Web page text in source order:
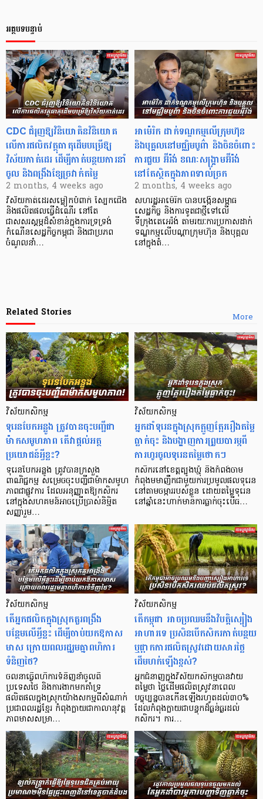
អត្ថបទបន្ទាប់
CDC ជំរុញឱ្យវិនិយោគិនវិនិយោគ
លើការផលិតវត្ថុធាតុដើមបម្រើឱ្យ
វិស័យកាត់ដេរ ដើម្បីកាត់បន្ថយការនាំ
ចូល និងពង្រឹងខ្សែច្រវាក់តម្លៃ
2 months, 4 weeks ago
​​វិស័យកាត់ដេរសម្លៀកបំពាក់ ស្បែកជើង
និងផលិតផលធ្វើដំណើរ នៅតែ
ជាសសរស្ដម្ភ​ដ៏សំខាន់ក្នុងការទ្រទ្រង់
កំណើនសេដ្ឋកិច្ចកម្ពុជា និងជាប្រភព
ចំណូលនាំ…
អាម៉េរិក ដាក់ទណ្ឌកម្មលើក្រុមហ៊ុន
និងបុគ្គលនៅមជ្ឈិមបូព៌ា និងចិនចំពោះ
ការជួយ អ៊ីរ៉ង់ ខណៈសង្គ្រាមអ៊ីរ៉ង់
នៅតែស្ថិតក្នុងភាពទាល់ច្រក
2 months, 4 weeks ago
សហរដ្ឋអាម៉េរិក បានបង្កើនសម្ពាធ
សេដ្ឋកិច្ច និងការទូតជាថ្មីទៅលើ
ទីក្រុងតេអេរ៉ង់ តាមរយៈការប្រកាសដាក់
ទណ្ឌកម្មលើបណ្ដាក្រុមហ៊ុន និងបុគ្គល
នៅក្នុងតំ…
More
Related Stories
វិស័យ​កសិកម្ម
ទុរេនបែកអន្លូង ត្រូវបានចុះបញ្ជីជា
ម៉ាកសមូហភាព តើវាផ្តល់អត្ថ
ប្រយោជន៍អ្វីខ្លះ?
ទុរេនបែកអន្លូង ត្រូវបានក្រសួង
ពាណិជ្ជកម្ម សម្រេចចុះបញ្ជីជាម៉ាកសមូហ
ភាពជាផ្លូវការ ដែលអនុញ្ញាតឱ្យកសិករ
នៅក្នុងសហគមន៍អាចប្រើប្រាស់និម្មិត
សញ្ញារួម…
វិស័យ​កសិកម្ម
អ្នកដាំទុរេនក្នុងស្រុកត្អូញត្អែររឿងតម្លៃ
ធ្លាក់ចុះ និងបង្ហាញការព្រួយបារម្ភពី
ការហូរចូលទុរេនតម្លៃថោកៗ
កសិករនៅខេត្តត្បូងឃ្មុំ និងកំពង់ចាម
កំពុងមមាញឹកជាមួយការប្រមូលផលទុរេន
នៅតាមចម្ការរបស់ខ្លួន ដោយតម្លៃទុរេន
នៅឆ្នាំនេះហាក់មានការធ្លាក់ចុះបើធ…
វិស័យ​កសិកម្ម
តើអ្នកផលិតក្នុងស្រុកគួរពង្រឹង
បន្ថែមលើអ្វីខ្លះ ដើម្បីចាប់យកឱកាស
មាស ក្រោយពលរដ្ឋរួមគ្នាពហិការ
ទំនិញថៃ?
ចលនាធ្វើពហិការទំនិញនាំចូលពី
ប្រទេសថៃ និងការងាកមកគាំទ្រ
ផលិតផលក្នុងស្រុកយ៉ាងសកម្មពីសំណាក់
ប្រជាពលរដ្ឋខ្មែរ កំពុងក្លាយជាកាលានុវត្ត
ភាពមាសសម្រា…
វិស័យ​កសិកម្ម
តើកម្ពុជា អាចប្រឈមនឹងវិបត្តិស្បៀង
អាហារទេ ប្រសិនបើកសិករកាត់បន្ថយ
ឬផ្អាកការផលិតស្រូវដោយសារថ្លៃ
ដើមហក់ឡើងខ្ពស់?
អ្នកជំនាញក្នុងវិស័យកសិកម្មបានវាយ
តម្លៃថា ថ្លៃដើមផលិតស្រូវនាពេល
បច្ចុប្បន្នបានកើនឡើងរហូតដល់៣០%
ដែលកំពុងក្លាយជាបន្ទុកដ៏ធ្ងន់ធ្ងរដល់
កសិករ។ ការ…